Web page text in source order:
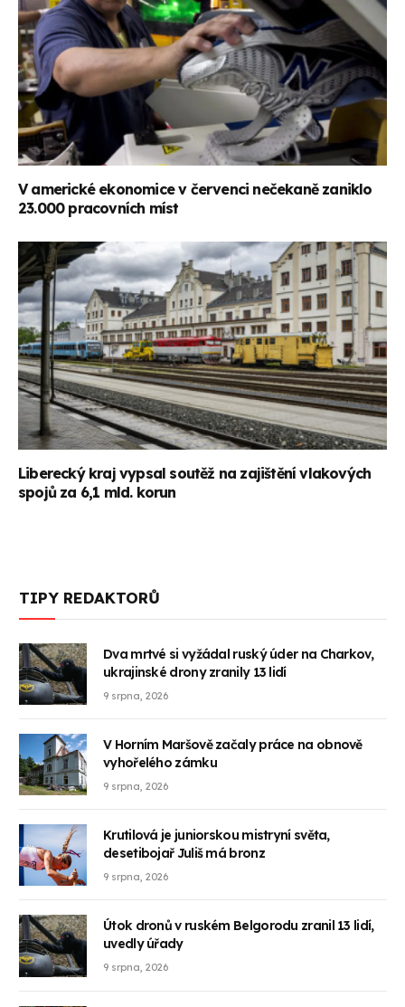
V americké ekonomice v červenci nečekaně zaniklo
23.000 pracovních míst
Liberecký kraj vypsal soutěž na zajištění vlakových
spojů za 6,1 mld. korun
TIPY REDAKTORŮ
Dva mrtvé si vyžádal ruský úder na Charkov,
ukrajinské drony zranily 13 lidí
9 srpna, 2026
V Horním Maršově začaly práce na obnově
vyhořelého zámku
9 srpna, 2026
Krutilová je juniorskou mistryní světa,
desetibojař Juliš má bronz
9 srpna, 2026
Útok dronů v ruském Belgorodu zranil 13 lidí,
uvedly úřady
9 srpna, 2026